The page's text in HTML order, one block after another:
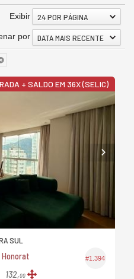
Exibir 24 POR PÁGINA
por DATA MAIS RECENTE
+ SALDO EM 36X (SELIC)
#1.394
SUL
132,00